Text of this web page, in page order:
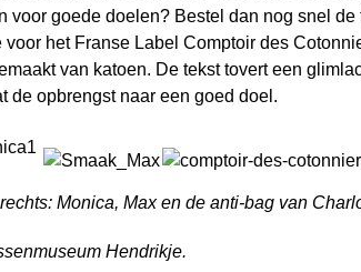
voor goede doelen? Bestel dan nog snel
voor het Franse Label Comptoir des
van katoen. De tekst tovert een
de opbrengst naar een goed doel.
Monica, Max en de anti-bag van
Hendrikje.